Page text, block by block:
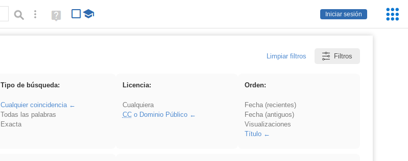
Iniciar sesión
Búsqueda avanzada
Ayuda
(en
Limpiar filtros Filtros
Tipo de búsqueda:
Cualquier coincidencia
Todas las palabras
Exacta
Licencia:
Cualquiera
CCo Dominio Público
Orden:
Fecha (recientes)
Fecha (antiguos)
Visualizaciones
Título